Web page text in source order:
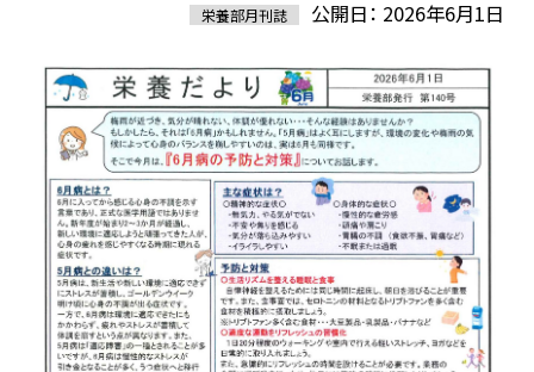
栄養部月刊誌 公開日： 2026年6月1日